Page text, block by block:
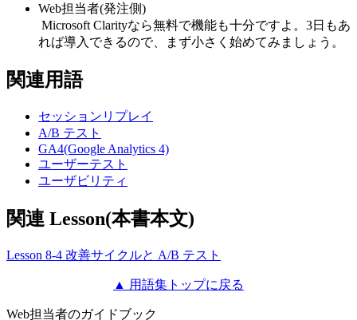
Web担当者(発注側)
Microsoft Clarityなら無料で機能も十分ですよ。3日もあ
れば導入できるので、まず小さく始めてみましょう。
関連用語
セッションリプレイ
A/B テスト
GA4(Google Analytics 4)
ユーザーテスト
ユーザビリティ
関連 Lesson(本書本文)
Lesson 8-4 改善サイクルと A/B テスト
▲ 用語集トップに戻る
Web担当者のガイドブック